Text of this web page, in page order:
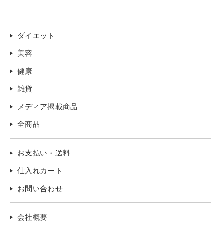
ダイエット
美容
健康
雑貨
メディア掲載商品
全商品
お支払い・送料
仕入れカート
お問い合わせ
会社概要